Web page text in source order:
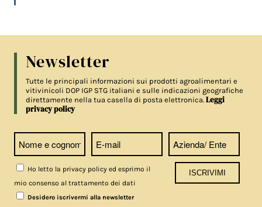
Newsletter
Tutte le principali informazioni sui prodotti agroalimentari e
vitivinicoli DOP IGP STG italiani e sulle indicazioni geografiche
direttamente nella tua casella di posta elettronica.Leggi
privacy policy
Ho letto la privacy policy ed esprimo il
mio consenso al trattamento dei dati
Desidero iscrivermi alla newsletter